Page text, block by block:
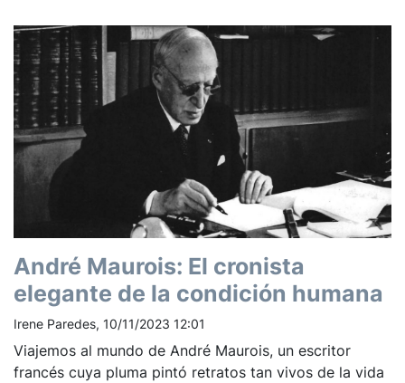
André Maurois: El cronista
elegante de la condición humana
Irene Paredes, 10/11/2023 12:01
Viajemos al mundo de André Maurois, un escritor
francés cuya pluma pintó retratos tan vivos de la vida